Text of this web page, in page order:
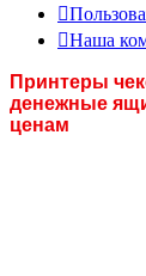
Наша
Принтеры
денежные
ценам